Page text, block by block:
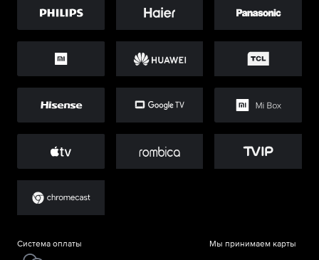
Система оплаты Мы принимаем карты